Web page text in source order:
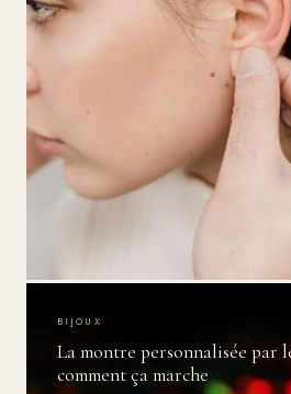
BIJOUX
La montre personnalisée par
comment ça marche